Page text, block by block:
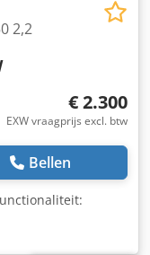
2,2
€ 2.300
EXW vraagprijs excl. btw
Bellen
kW, 400 V/50 Hz —